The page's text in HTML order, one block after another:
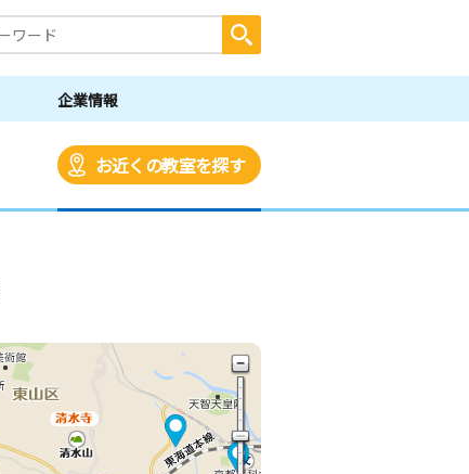
企業情報
お近くの教室を探す